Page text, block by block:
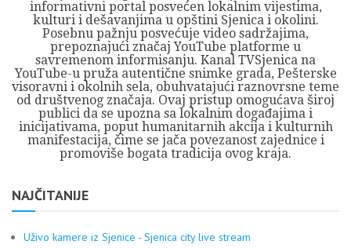
informativni portal posvećen lokalnim vijestima,
kulturi i dešavanjima u opštini Sjenica i okolini.
Posebnu pažnju posvećuje video sadržajima,
prepoznajući značaj YouTube platforme u
savremenom informisanju. Kanal TVSjenica na
YouTube-u pruža autentične snimke grada, Pešterske
visoravni i okolnih sela, obuhvatajući raznovrsne teme
od društvenog značaja. Ovaj pristup omogućava široj
publici da se upozna sa lokalnim događajima i
inicijativama, poput humanitarnih akcija i kulturnih
manifestacija, čime se jača povezanost zajednice i
promoviše bogata tradicija ovog kraja.
NAJČITANIJE
Uživo kamere iz Sjenice - Sjenica city live stream